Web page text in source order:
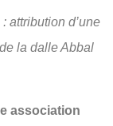
attribution d’une
la dalle Abbal
association